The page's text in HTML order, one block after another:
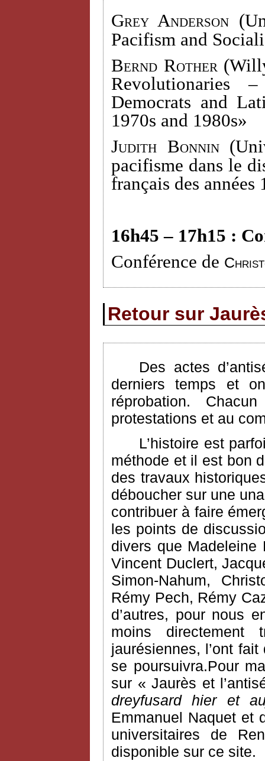
Grey Anderson (
Pacifism and
Bernd Rother
Revolutionaries
Democrats and
1970s and 1980s»
Judith Bonnin (
pacifisme dans le
français des années
16h45 – 17h15 :
Conférence de
Retour sur
Des actes
derniers temps et
réprobation.
protestations et au
L’histoire est
méthode et il est bon
des travaux
déboucher sur une
contribuer à faire
les points de
divers que Madeleine
Vincent Duclert,
Simon-Nahum,
Rémy Pech, Rémy
d’autres, pour nous
moins
jaurésiennes, l’ont
se poursuivra.Pour
sur « Jaurès et
dreyfusard hier et
Emmanuel Naquet et
universitaires de
disponible sur ce site.